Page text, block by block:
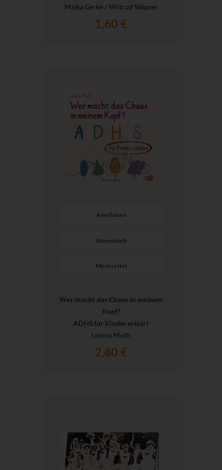
Majka Gerke / Wiltrud Wagner
1,60 €
Anschauen
Warenkorb
Merkzettel
Wer macht das Chaos in meinem
Kopf?
ADHS für Kinder erklärt
Leonie Muth
2,80 €